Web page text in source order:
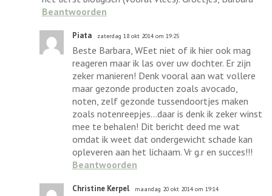
Beantwoorden
Piata zaterdag 18 okt 2014 om 19:25
Beste Barbara, WEet niet of ik hier ook mag
reageren maar ik las over uw dochter. Er zijn
zeker manieren! Denk vooral aan wat vollere
maar gezonde producten zoals avocado,
noten, zelf gezonde tussendoortjes maken
zoals notenreepjes...daar is denk ik zeker winst
mee te behalen! Dit bericht deed me wat
omdat ik weet dat ondergewicht schade kan
opleveren aan het lichaam. Vr g.r en succes!!!
Beantwoorden
Christine Kerpel maandag 20 okt 2014 om 19:14